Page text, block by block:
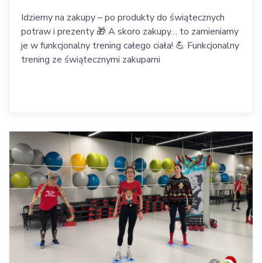
Idziemy na zakupy – po produkty do świątecznych
potraw i prezenty 🎁 A skoro zakupy… to zamieniamy
je w funkcjonalny trening całego ciała! 💪 Funkcjonalny
trening ze świątecznymi zakupami